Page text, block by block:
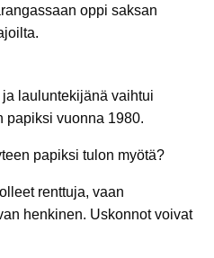
oppi saksan
lauluntekijänä vaihtui
papiksi vuonna 1980.
papiksi tulon myötä?
renttuja, vaan
henkinen. Uskonnot voivat